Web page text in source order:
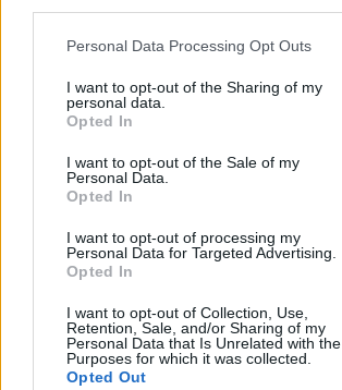
Personal Data Processing Opt Outs
I want to opt-out of the Sharing of my
personal data.
Opted In
I want to opt-out of the Sale of my
Personal Data.
Opted In
I want to opt-out of processing my
Personal Data for Targeted Advertising.
Opted In
I want to opt-out of Collection, Use,
Retention, Sale, and/or Sharing of my
Personal Data that Is Unrelated with the
Purposes for which it was collected.
Opted Out